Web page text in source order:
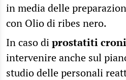
in media delle
con Olio di ribes nero.
In caso diprostatiti
intervenire anche sul
studio delle personali